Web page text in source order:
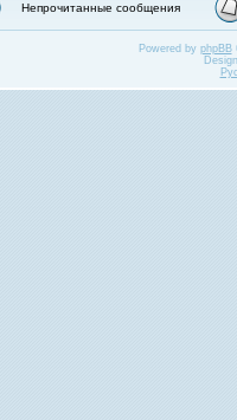
Непрочитанные сообщения
Powered by phpBB